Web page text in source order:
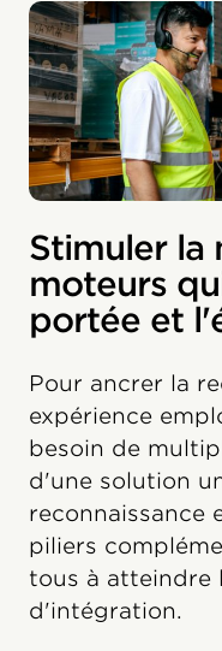
Stimuler la
moteurs
portée et
Pour ancrer la
expérience
besoin de
d'une solution
reconnaissance
piliers
tous à atteindre
d'intégration.